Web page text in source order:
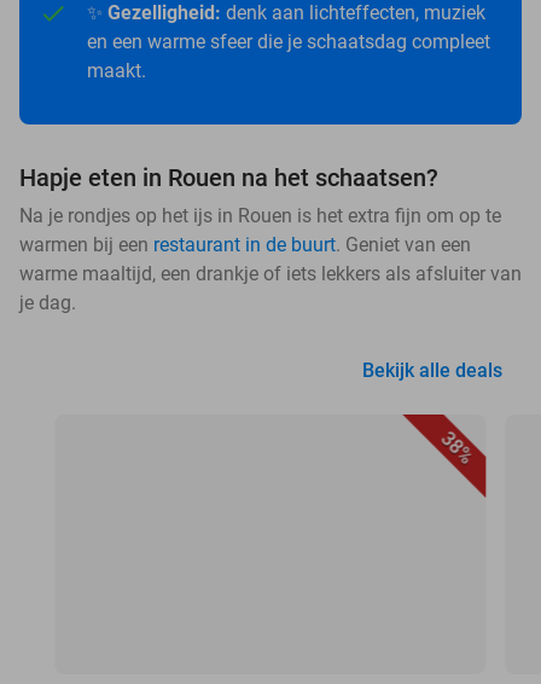
✨ Gezelligheid: denk aan lichteffecten, muziek
en een warme sfeer die je schaatsdag compleet
maakt.
Hapje eten in Rouen na het schaatsen?
Na je rondjes op het ijs in Rouen is het extra fijn om op te
warmen bij een restaurant in de buurt. Geniet van een
warme maaltijd, een drankje of iets lekkers als afsluiter van
je dag.
Bekijk alle deals
38%